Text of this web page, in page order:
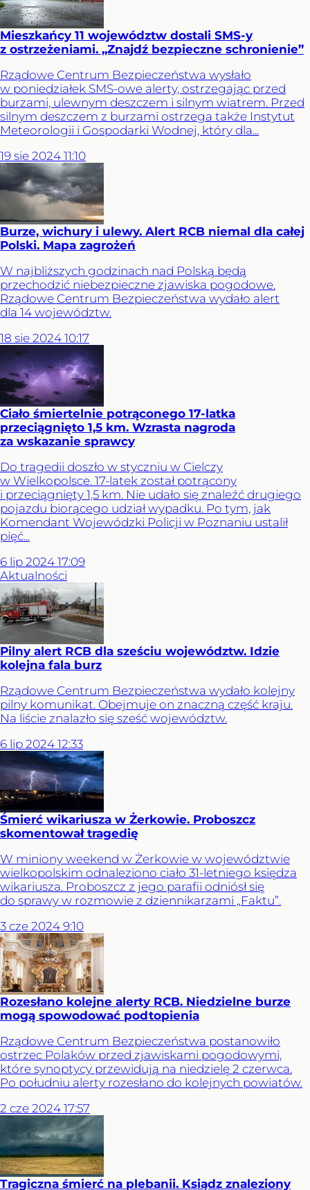
Mieszkańcy 11 województw dostali SMS-y
z ostrzeżeniami. „Znajdź bezpieczne schronienie”
Rządowe Centrum Bezpieczeństwa wysłało
w poniedziałek SMS-owe alerty, ostrzegając przed
burzami, ulewnym deszczem i silnym wiatrem. Przed
silnym deszczem z burzami ostrzega także Instytut
Meteorologii i Gospodarki Wodnej, który dla...
19 sie 2024 11:10
Burze, wichury i ulewy. Alert RCB niemal dla całej
Polski. Mapa zagrożeń
W najbliższych godzinach nad Polską będą
przechodzić niebezpieczne zjawiska pogodowe.
Rządowe Centrum Bezpieczeństwa wydało alert
dla 14 województw.
18 sie 2024 10:17
Ciało śmiertelnie potrąconego 17-latka
przeciągnięto 1,5 km. Wzrasta nagroda
za wskazanie sprawcy
Do tragedii doszło w styczniu w Cielczy
w Wielkopolsce. 17-latek został potrącony
i przeciągnięty 1,5 km. Nie udało się znaleźć drugiego
pojazdu biorącego udział wypadku. Po tym, jak
Komendant Wojewódzki Policji w Poznaniu ustalił
pięć...
6 lip 2024 17:09
Aktualności
Pilny alert RCB dla sześciu województw. Idzie
kolejna fala burz
Rządowe Centrum Bezpieczeństwa wydało kolejny
pilny komunikat. Obejmuje on znaczną część kraju.
Na liście znalazło się sześć województw.
6 lip 2024 12:33
Śmierć wikariusza w Żerkowie. Proboszcz
skomentował tragedię
W miniony weekend w Żerkowie w województwie
wielkopolskim odnaleziono ciało 31-letniego księdza
wikariusza. Proboszcz z jego parafii odniósł się
do sprawy w rozmowie z dziennikarzami „Faktu”.
3 cze 2024 9:10
Rozesłano kolejne alerty RCB. Niedzielne burze
mogą spowodować podtopienia
Rządowe Centrum Bezpieczeństwa postanowiło
ostrzec Polaków przed zjawiskami pogodowymi,
które synoptycy przewidują na niedzielę 2 czerwca.
Po południu alerty rozesłano do kolejnych powiatów.
2 cze 2024 17:57
Tragiczna śmierć na plebanii. Ksiądz znaleziony